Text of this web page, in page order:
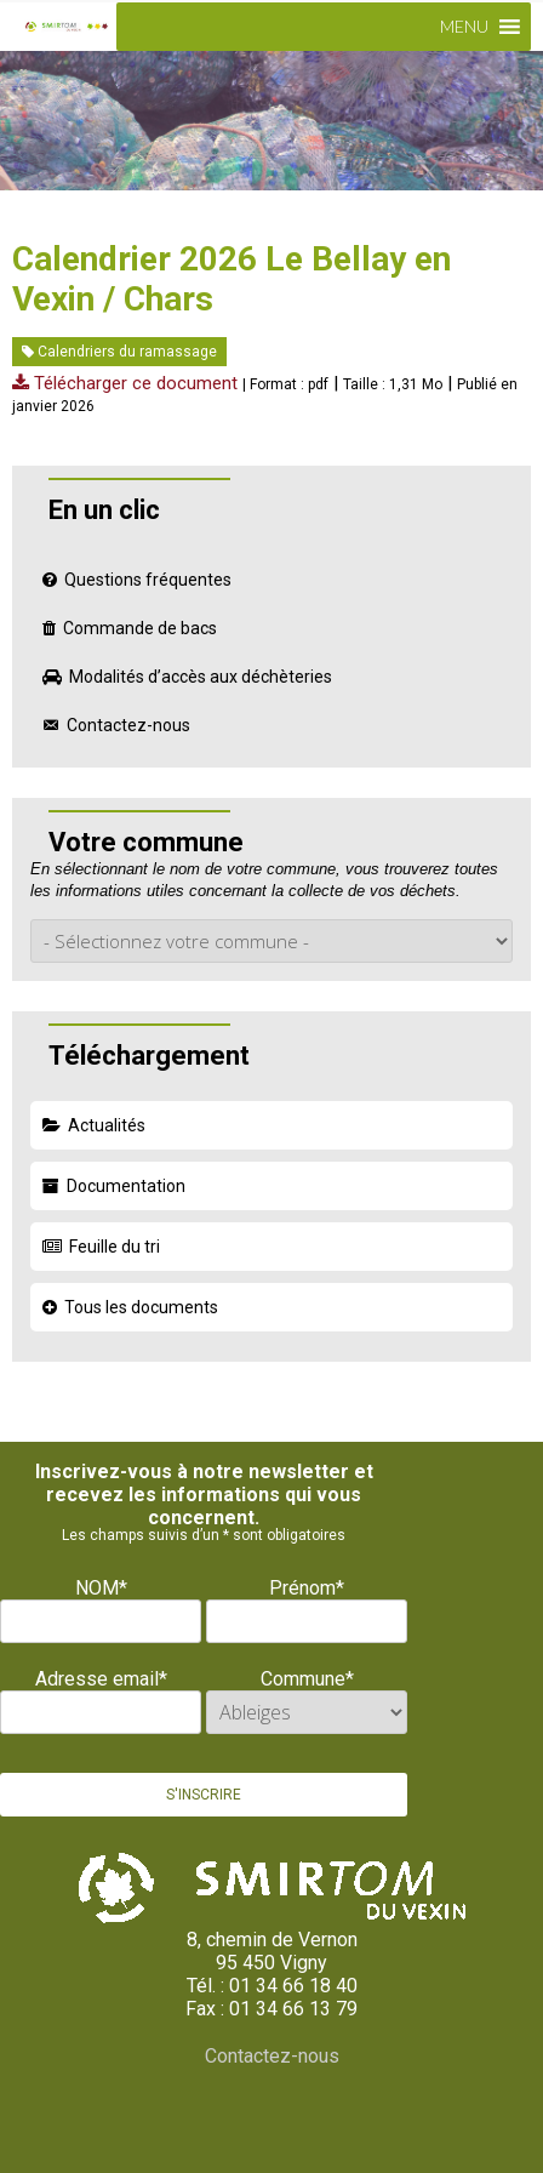
MENU
Calendrier 2026 Le Bellay en
Vexin / Chars
Calendriers du ramassage
Télécharger ce document | Format : pdf | Taille : 1,31 Mo | Publié en
janvier 2026
En un clic
Questions fréquentes
Commande de bacs
Modalités d’accès aux déchèteries
Contactez-nous
Votre commune
En sélectionnant le nom de votre commune, vous trouverez toutes
les informations utiles concernant la collecte de vos déchets.
Téléchargement
Actualités
Documentation
Feuille du tri
Tous les documents
Inscrivez-vous à notre newsletter et
recevez les informations qui vous
concernent.
Les champs suivis d’un * sont obligatoires
NOM* Prénom*
Adresse email* Commune*
8, chemin de Vernon
95 450 Vigny
Tél. : 01 34 66 18 40
Fax : 01 34 66 13 79
Contactez-nous